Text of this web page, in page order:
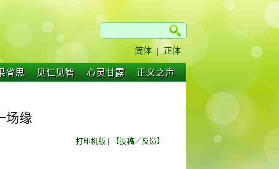
简体 | 正体
省思 见仁见智 心灵甘露 正义之声
场缘
打印机版 | 【投稿／反馈】